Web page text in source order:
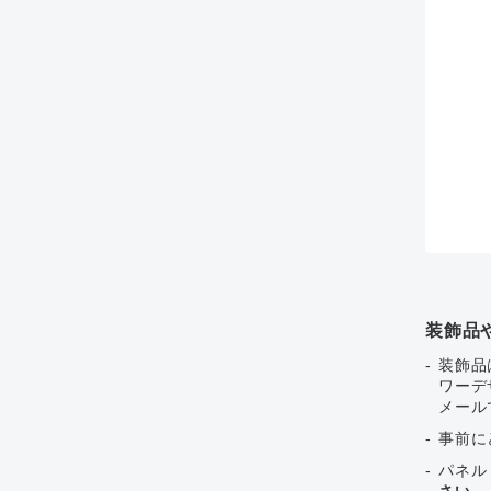
装飾品
装飾品
ワー
メー
事前に
パネル